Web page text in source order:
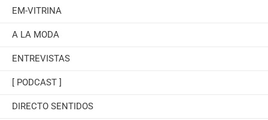
EM-VITRINA
A LA MODA
ENTREVISTAS
[ PODCAST ]
DIRECTO SENTIDOS